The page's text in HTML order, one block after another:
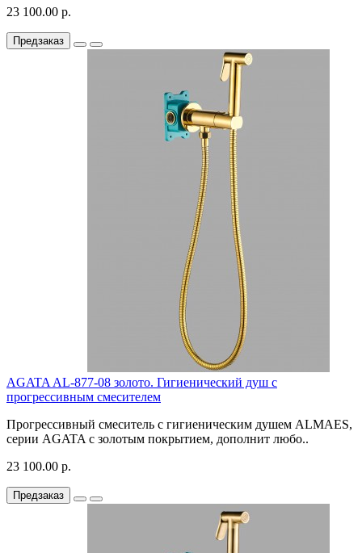
23 100.00 р.
Предзаказ
AGATA AL-877-08 золото. Гигиенический душ с
прогрессивным смесителем
Прогрессивный смеситель с гигиеническим душем ALMAES,
серии AGATA с золотым покрытием, дополнит любо..
23 100.00 р.
Предзаказ